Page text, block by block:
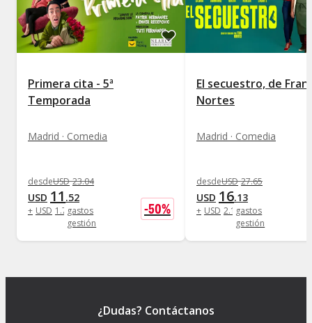
Primera cita - 5ª
Temporada
Madrid · Comedia
desdeUSD 23.04
USD 11 .52
+ USD 1 .73gastos
gestión
-50%
El secuestro, de Fran
Nortes
Madrid · Comedia
desdeUSD 27.65
USD 16.13
+ USD 2.19gastos
gestión
¿Dudas? Contáctanos